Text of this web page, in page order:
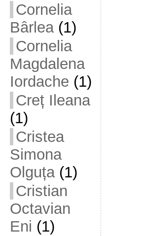
Cornelia
Bârlea(1)
Cornelia
Magdalena
Iordache (1)
Creț Ileana
(1)
Cristea
Simona
Olguța(1)
Cristian
Octavian
Eni (1)